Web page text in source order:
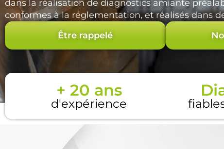
dans la réalisation de diagnostics amiante
conformes à la réglementation, et réalisés dans
Être rappelé
+ 20 ans
d'expérience